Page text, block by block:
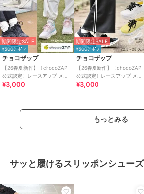
期間限定SALE
¥500ｸｰﾎﾟﾝ
チョコザップ
【26春夏新作】〔chocoZAP
公式認定〕レースアップ メッ
シュ グラデーション スニーカ
¥3,000
期間限定SALE
¥500ｸｰﾎﾟﾝ
チョコザップ
【26春夏新作】〔chocoZAP
公式認定〕レースアップ メッ
シュ スニーカー
¥3,000
もっとみる
サッと履けるスリッポンシューズ